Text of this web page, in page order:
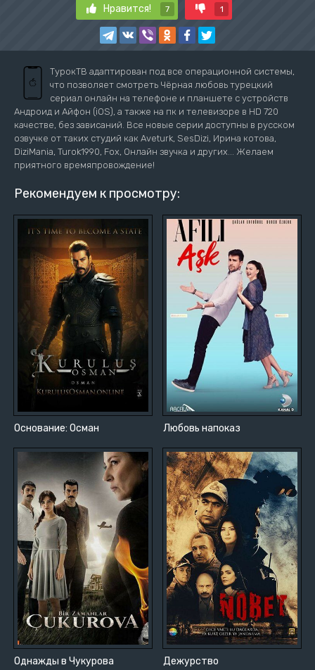
Нравится! 7 1
ТурокТВ адаптирован под все операционной системы,
что позволяет смотреть Чёрная любовь турецкий
сериал онлайн на телефоне и планшете с устройств
Андроид и Айфон (iOS), а также на пк и телевизоре в HD 720
качестве, без зависаний. Все новые серии доступны в русском
озвучке от таких студий как Aveturk, SesDizi, Ирина котова,
DiziMania, Turok1990, Fox, Онлайн звучка и других... Желаем
приятного времяпровождение!
Рекомендуем к просмотру:
Основание: Осман Любовь напоказ
Однажды в Чукурова Дежурство